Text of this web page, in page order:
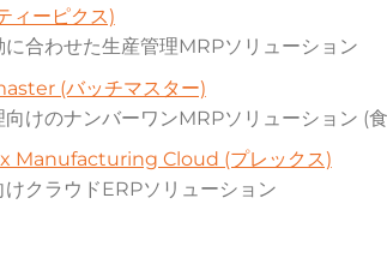
ィーピクス)
に合わせた生産管理MRPソリューション
(バッチマスター)
向けのナンバーワンMRPソリューション (
Manufacturing Cloud (プレックス)
けクラウドERPソリューション